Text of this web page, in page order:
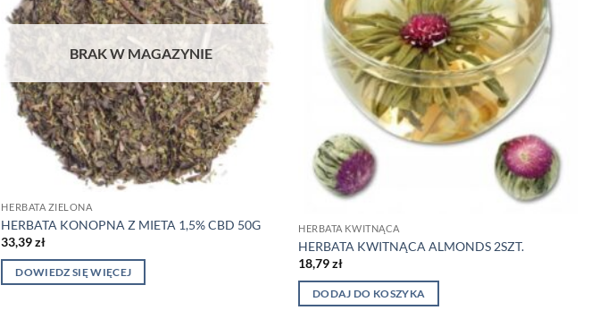
BRAK W MAGAZYNIE
HERBATA ZIELONA
HERBATA KONOPNA Z MIETA 1,5% CBD 50G
33,39zł
DOWIEDZ SIĘ WIĘCEJ
HERBATA KWITNĄCA
HERBATA KWITNĄCA ALMONDS 2SZT.
18,79zł
DODAJ DO KOSZYKA